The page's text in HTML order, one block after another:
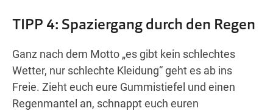
TIPP 4: Spaziergang durch den Regen
Ganz nach dem Motto „es gibt kein schlechtes
Wetter, nur schlechte Kleidung“ geht es ab ins
Freie. Zieht euch eure Gummistiefel und einen
Regenmantel an, schnappt euch euren